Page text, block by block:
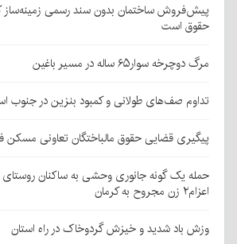
پیش‌فروش ساختمان بدون سند رسمی زمینه‌ساز
حقوق است
مرگ دوچرخه سوار۶۵ ساله در مسیر باغین
تداوم صف‌های طولانی و کمبود بنزین در جنوب
پیگیری قضایی حقوق مالباختگان تعاونی مسکن
حمله یک گونه جانوری وحشی به ساکنان روستای
اعزام۲ زن مجروح به کرمان
وزش باد شدید و خیزش گردوخاک در راه استان